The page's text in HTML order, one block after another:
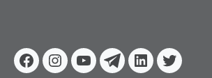
Facebook
Instagram
YoutubeTelegram
Linkedin
Twitter